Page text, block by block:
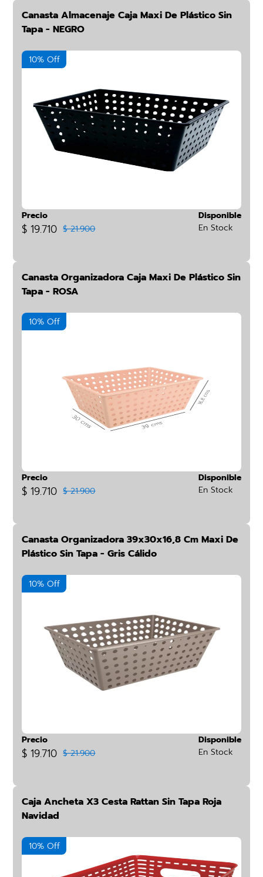
Canasta Almacenaje Caja Maxi De Plástico Sin
Tapa - NEGRO
10% Off
Precio
$ 19.710 $ 21.900
Disponible
En Stock
Canasta Organizadora Caja Maxi De Plástico Sin
Tapa - ROSA
10% Off
Precio
$ 19.710 $ 21.900
Disponible
En Stock
Canasta Organizadora 39x30x16,8 Cm Maxi De
Plástico Sin Tapa - Gris Cálido
10% Off
Precio
$ 19.710 $ 21.900
Disponible
En Stock
Caja Ancheta X3 Cesta Rattan Sin Tapa Roja
Navidad
10% Off